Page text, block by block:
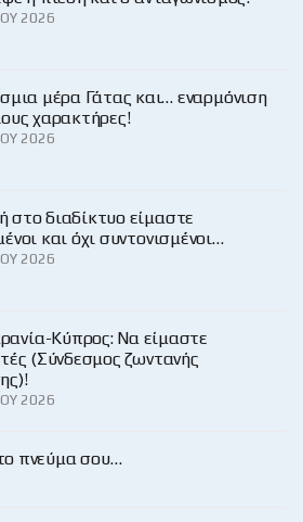
2026
μέρα Γάτας και… εναρμόνιση
χαρακτήρες!
2026
διαδίκτυο είμαστε
και όχι συντονισμένοι…
2026
Κύπρος: Να είμαστε
(Σύνδεσμος ζωντανής
2026
πνεύμα σου…